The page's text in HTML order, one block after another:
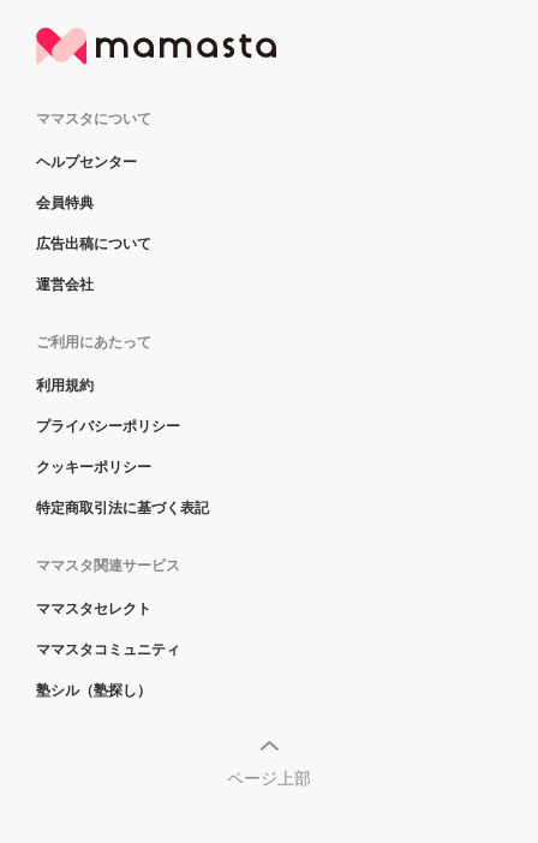
ママスタについて
ヘルプセンター
会員特典
広告出稿について
運営会社
ご利用にあたって
利用規約
プライバシーポリシー
クッキーポリシー
特定商取引法に基づく表記
ママスタ関連サービス
ママスタセレクト
ママスタコミュニティ
塾シル（塾探し）
ページ上部